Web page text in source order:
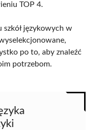
TOP 4.
językowych w
po to, aby znaleźć
potrzebom.